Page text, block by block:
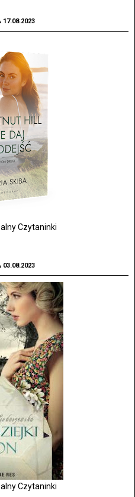
17.08.2023
Czytaninki
03.08.2023
Czytaninki